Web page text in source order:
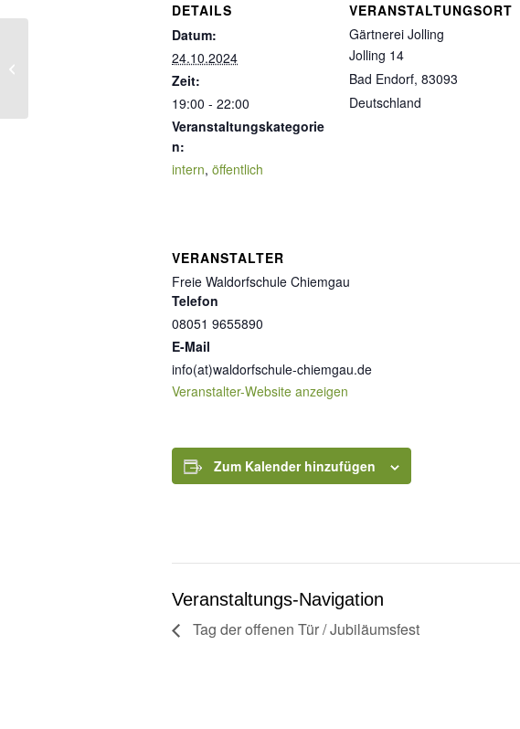
DETAILS
Datum:
24.10.2024
Zeit:
19:00 - 22:00
Veranstaltungskategorie
n:
intern, öffentlich
VERANSTALTUNGSORT
Gärtnerei Jolling
Jolling 14
Bad Endorf, 83093
Deutschland
VERANSTALTER
Freie Waldorfschule Chiemgau
Telefon
08051 9655890
E-Mail
info(at)waldorfschule-chiemgau.de
Veranstalter-Website anzeigen
Zum Kalender hinzufügen
Veranstaltungs-Navigation
Tag der offenen Tür / Jubiläumsfest